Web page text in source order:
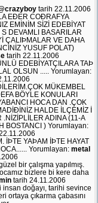
tarih 22.11.2006
EÐER COÐRAFYA
EMİNİM SİZİ EDEBİYAT
DEVAMLI BASARILAR
ÇALIÞMALAR VE DAHA
YUSUF POLAT)
tarih 22.11.2006
EDEBİYATÇILARA TAÞ
OLSUN ..... Yorumlayan:
MÜKEMBEL
BÖYLE KONULARI
HOCA DAN .ÇOK
HALDE İLÇEMİZ İ
.NİZİPLİLER ADINA (11-A
BOSTANCI ) Yorumlayan:
İÞTE YAÞAM İÞTE HAYAT
Yorumlayan: metal
bir çalışma yapılmış.
bizlere bi kere daha
tarih 24.11.2006
doğayı, tarihi sevince
ortaya çıkarma çabasını